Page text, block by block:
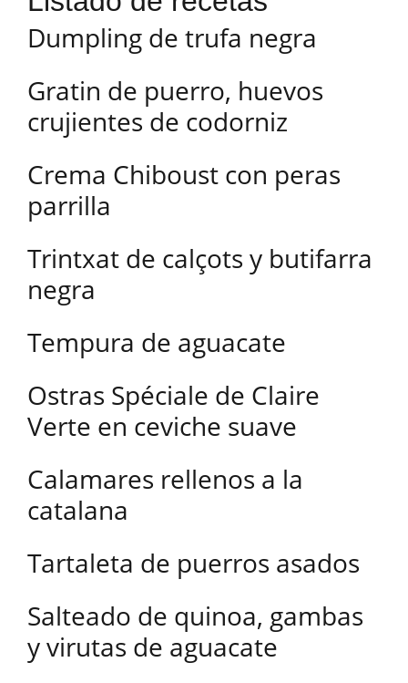
Dumpling de trufa negra
Gratin de puerro, huevos
crujientes de codorniz
Crema Chiboust con peras
parrilla
Trintxat de calçots y butifarra
negra
Tempura de aguacate
Ostras Spéciale de Claire
Verte en ceviche suave
Calamares rellenos a la
catalana
Tartaleta de puerros asados
Salteado de quinoa, gambas
y virutas de aguacate